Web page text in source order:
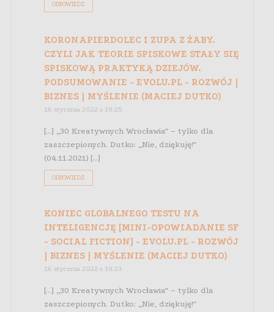
ODPOWIEDZ
KORONAPIERDOLEC I ZUPA Z ŻABY.
CZYLI JAK TEORIE SPISKOWE STAŁY SIĘ
SPISKOWĄ PRAKTYKĄ DZIEJÓW.
PODSUMOWANIE - EVOLU.PL - ROZWÓJ |
BIZNES | MYŚLENIE (MACIEJ DUTKO)
16 stycznia 2022 o 19:25
[…] „30 Kreatywnych Wrocławia” – tylko dla
zaszczepionych. Dutko: „Nie, dziękuję!”
(04.11.2021) […]
ODPOWIEDZ
KONIEC GLOBALNEGO TESTU NA
INTELIGENCJĘ [MINI-OPOWIADANIE SF
- SOCIAL FICTION] - EVOLU.PL - ROZWÓJ
| BIZNES | MYŚLENIE (MACIEJ DUTKO)
16 stycznia 2022 o 19:23
[…] „30 Kreatywnych Wrocławia” – tylko dla
zaszczepionych. Dutko: „Nie, dziękuję!”